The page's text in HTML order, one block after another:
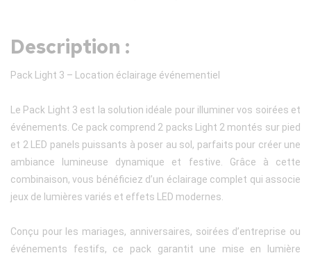
Description :
Pack Light 3 – Location éclairage événementiel
Le Pack Light 3 est la solution idéale pour illuminer vos soirées et
événements. Ce pack comprend 2 packs Light 2 montés sur pied
et 2 LED panels puissants à poser au sol, parfaits pour créer une
ambiance lumineuse dynamique et festive. Grâce à cette
combinaison, vous bénéficiez d’un éclairage complet qui associe
jeux de lumières variés et effets LED modernes.
Conçu pour les mariages, anniversaires, soirées d’entreprise ou
événements festifs, ce pack garantit une mise en lumière